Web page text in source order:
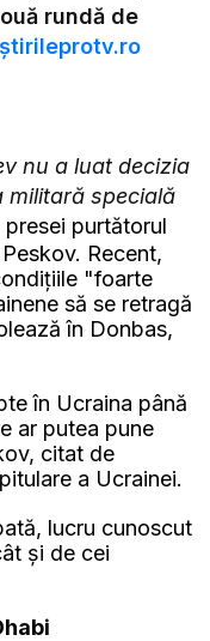
rundă de
știrileprotv.ro
nu a luat decizia
militară specială
purtătorul
Recent,
"foarte
să se retragă
în Donbas,
în Ucraina până
ar putea pune
citat de
a Ucrainei.
lucru cunoscut
şi de cei